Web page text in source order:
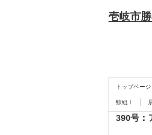
壱岐市
トップページ
鯨組Ⅰ
390号：